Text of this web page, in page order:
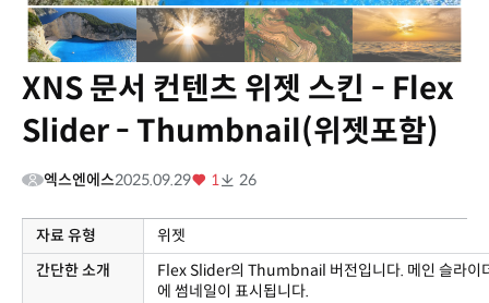
XNS 문서 컨텐츠 위젯 스킨 - Flex
Slider - Thumbnail(위젯포함)
엑스엔에스2025.09.29 1 26
자료 유형
위젯
간단한 소개
Flex Slider의 Thumbnail 버전입니다. 메인 슬라이
에 썸네일이 표시됩니다.